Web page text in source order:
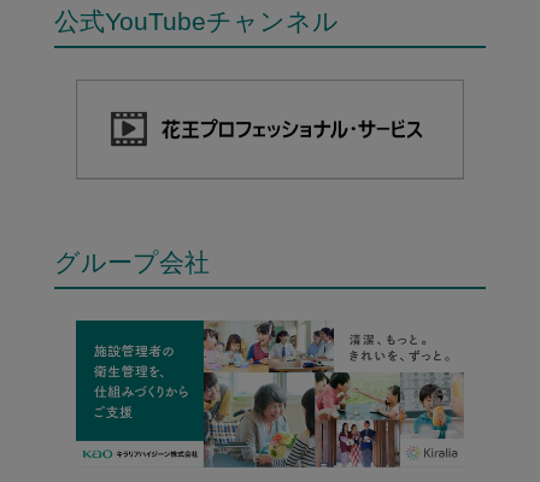
公式YouTubeチャンネル
グループ会社